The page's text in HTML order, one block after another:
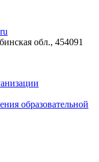
обл., 454091
образовательной